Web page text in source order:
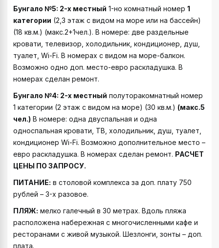
Бунгало №5: 2-х местный 1-но комнатный номер 1
категории (2,3 этаж с видом на море или на бассейн)
(18 кв.м.) (макс.2+1чел.). В номере: две раздельные
кровати, телевизор, холодильник, кондиционер, душ,
туалет, Wi-Fi. В номерах с видом на море-балкон.
Возможно одно доп. место-евро раскладушка. В
номерах сделан ремонт.
Бунгало №4: 2-х местный полуторакомнатный номер
1 категории (2 этаж с видом на море) (30 кв.м.) (макс.5
чел.) В номере: одна двуспальная и одна
односпальная кровати, ТВ, холодильник, душ, туалет,
кондиционер Wi-Fi. Возможно дополнительное место –
евро раскладушка. В номерах сделан ремонт. РАСЧЕТ
ЦЕНЫ ПО ЗАПРОСУ.
ПИТАНИЕ: в столовой комплекса за доп. плату 750
рублей – 3-х разовое.
ПЛЯЖ: мелко галечный в 30 метрах. Вдоль пляжа
расположена набережная с многочисленными кафе и
ресторанами с живой музыкой. Шезлонги, зонты – доп.
плата.